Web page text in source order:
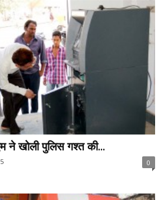
ने खोली पुलिस गश्त की...
0